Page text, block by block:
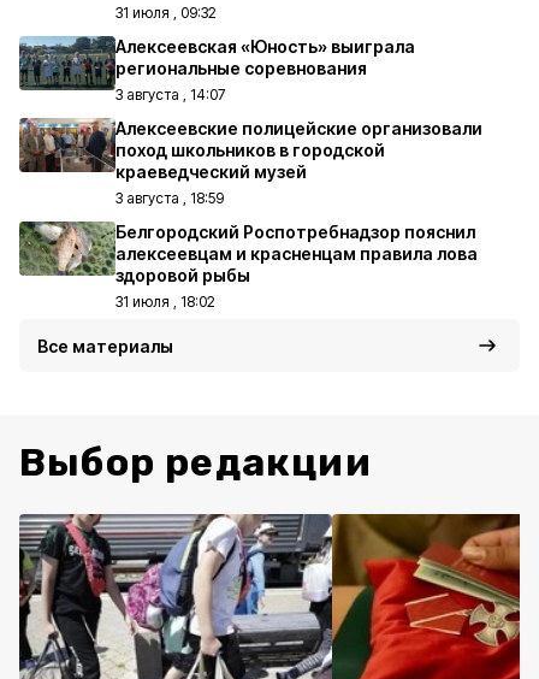
31 июля , 09:32
Алексеевская «Юность» выиграла
региональные соревнования
3 августа , 14:07
Алексеевские полицейские организовали
поход школьников в городской
краеведческий музей
3 августа , 18:59
Белгородский Роспотребнадзор пояснил
алексеевцам и красненцам правила лова
здоровой рыбы
31 июля , 18:02
Все материалы
Выбор редакции